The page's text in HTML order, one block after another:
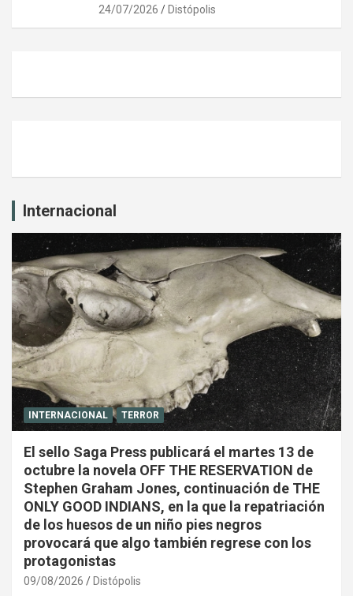
24/07/2026 Distópolis
Internacional
INTERNACIONAL TERROR
El sello Saga Press publicará el martes 13 de
octubre la novela OFF THE RESERVATION de
Stephen Graham Jones, continuación de THE
ONLY GOOD INDIANS, en la que la repatriación
de los huesos de un niño pies negros
provocará que algo también regrese con los
protagonistas
09/08/2026 Distópolis